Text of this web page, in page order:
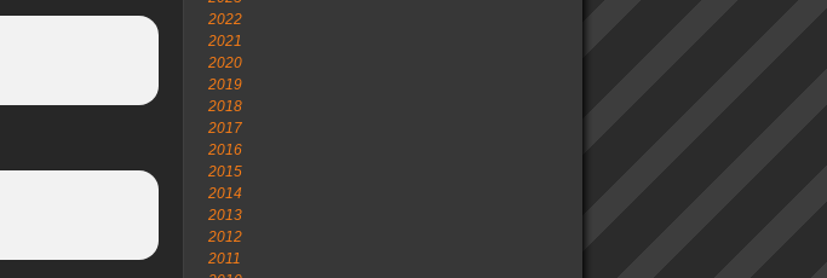
2022
2021
2020
2019
2018
2017
2016
2015
2014
2013
2012
2011